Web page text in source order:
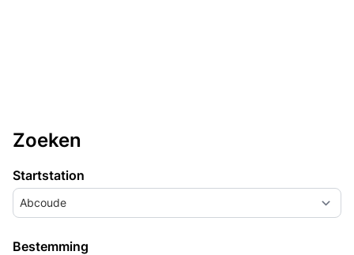
Zoeken
Startstation
Abcoude
Bestemming